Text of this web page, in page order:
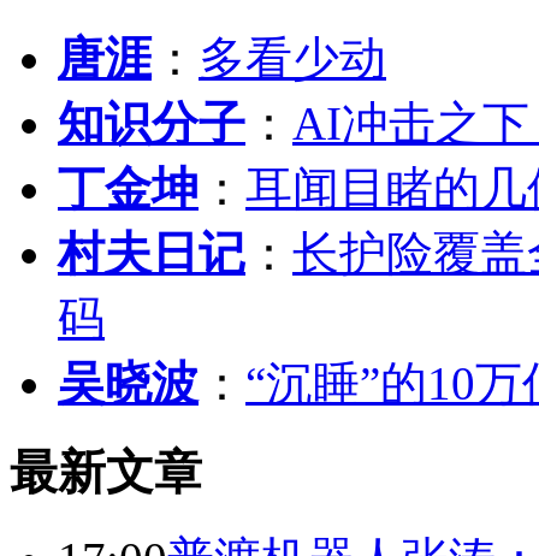
唐涯： 多看少动
知识分子 ： AI冲击之
丁金坤 ： 耳闻目睹的
村夫日记 ： 长护险覆
码
吴晓波 ： “沉睡”的10
最新文章